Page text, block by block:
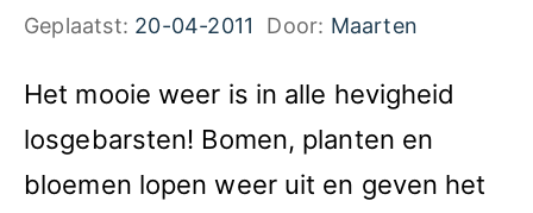
Geplaatst: 20-04-2011 Door: Maarten
Het mooie weer is in alle hevigheid
losgebarsten! Bomen, planten en
bloemen lopen weer uit en geven het